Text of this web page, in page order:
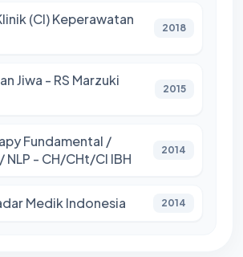
(CI) Keperawatan
2018
Jiwa - RS Marzuki
2015
Fundamental /
- CH/CHt/CI IBH
2014
Medik Indonesia 2014